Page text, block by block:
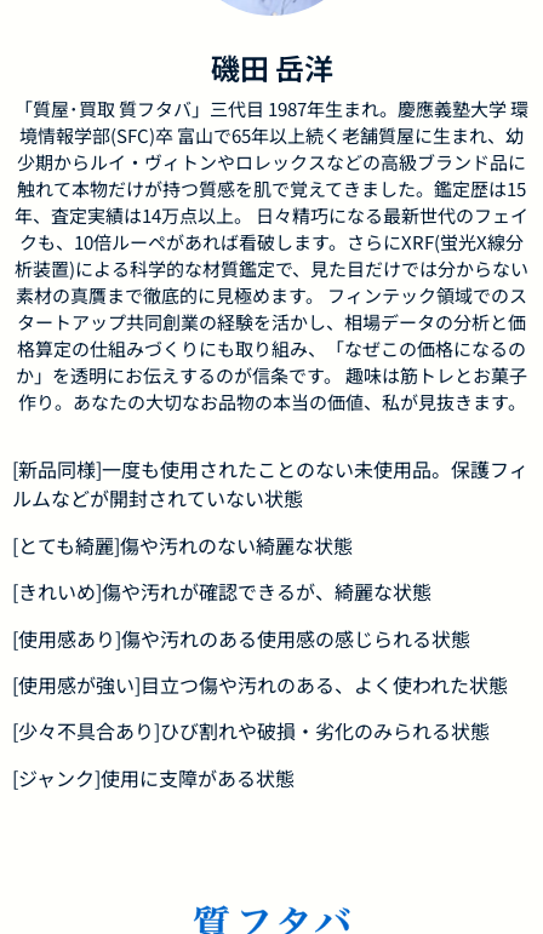
磯田 岳洋
「質屋･買取 質フタバ」三代目 1987年生まれ。慶應義塾大学 環
境情報学部(SFC)卒 富山で65年以上続く老舗質屋に生まれ、幼
少期からルイ・ヴィトンやロレックスなどの高級ブランド品に
触れて本物だけが持つ質感を肌で覚えてきました。鑑定歴は15
年、査定実績は14万点以上。 日々精巧になる最新世代のフェイ
クも、10倍ルーペがあれば看破します。さらにXRF(蛍光X線分
析装置)による科学的な材質鑑定で、見た目だけでは分からない
素材の真贋まで徹底的に見極めます。 フィンテック領域でのス
タートアップ共同創業の経験を活かし、相場データの分析と価
格算定の仕組みづくりにも取り組み、「なぜこの価格になるの
か」を透明にお伝えするのが信条です。 趣味は筋トレとお菓子
作り。あなたの大切なお品物の本当の価値、私が見抜きます。
[新品同様]一度も使用されたことのない未使用品。保護フィ
ルムなどが開封されていない状態
[とても綺麗]傷や汚れのない綺麗な状態
[きれいめ]傷や汚れが確認できるが、綺麗な状態
[使用感あり]傷や汚れのある使用感の感じられる状態
[使用感が強い]目立つ傷や汚れのある、よく使われた状態
[少々不具合あり]ひび割れや破損・劣化のみられる状態
[ジャンク]使用に支障がある状態